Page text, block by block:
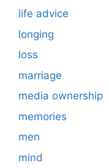
life advice
longing
loss
marriage
media ownership
memories
men
mind